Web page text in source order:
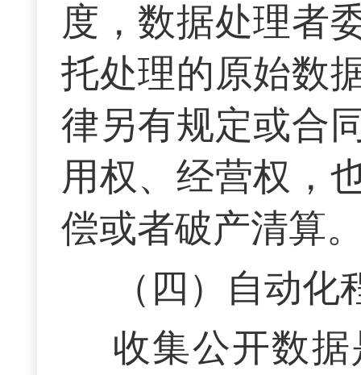
度，数据处理者
托处理的原始数
律另有规定或合
用权、经营权，
偿或者破产清算
（四）自动
收集公开数